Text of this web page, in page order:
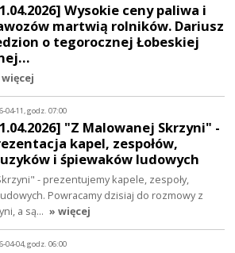
Wysokie ceny paliwa i
martwią rolników. Dariusz
o tegorocznej Łobeskiej
04-11, godz. 07:00
"Z Malowanej Skrzyni" -
kapel, zespołów,
i śpiewaków ludowych
- prezentujemy kapele, zespoły,
Powracamy dzisiaj do rozmowy z
a są… » więcej
04-04, godz. 06:00